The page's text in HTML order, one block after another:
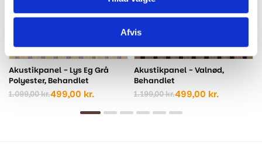
Afvis
Akustikpanel - Lys Eg Grå
Polyester, Behandlet
1.099,00kr.
Den
499,00 kr.
Den
Akustikpanel - Valnød,
Behandlet
1.199,00kr.
Den
oprindelige
499,00 kr.
Den
aktuelle